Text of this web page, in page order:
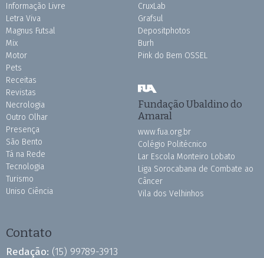
Informação Livre
Letra Viva
Magnus Futsal
Mix
Motor
Pets
Receitas
Revistas
Necrologia
Outro Olhar
Presença
São Bento
Tá na Rede
Tecnologia
Turismo
Uniso Ciência
CruxLab
Grafsul
Depositphotos
Burh
Pink do Bem OSSEL
Fundação Ubaldino do
Amaral
www.fua.org.br
Colégio Politécnico
Lar Escola Monteiro Lobato
Liga Sorocabana de Combate ao
Câncer
Vila dos Velhinhos
Contato
Redação: (15) 99789-3913